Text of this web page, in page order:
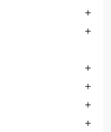





